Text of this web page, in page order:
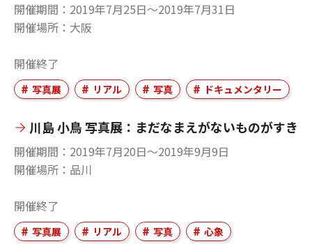
開催期間
2019年7月25日〜2019年7月31日
開催場所
大阪
開催終了
写真展 リアル 写真 ドキュメンタリー
川島 小鳥 写真展：まだなまえがないものがすき
開催期間
2019年7月20日〜2019年9月9日
開催場所
品川
開催終了
写真展 リアル 写真 心象